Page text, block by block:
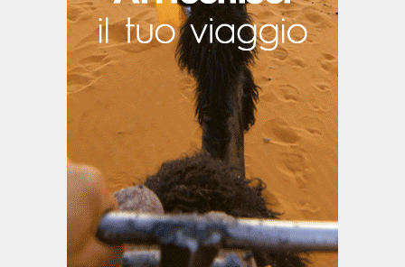
Appartamenti
Noleggio auto
Voli per Minorca
Mappe delle spiagge di Minorca
I nostri partner